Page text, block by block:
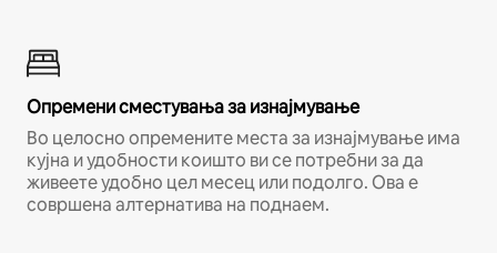
Опремени сместувања за изнајмување
Во целосно опремените места за изнајмување има
кујна и удобности коишто ви се потребни за да
живеете удобно цел месец или подолго. Ова е
совршена алтернатива на поднаем.